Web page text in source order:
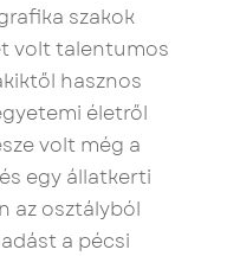
szakok
volt talentumos
hasznos
életről
volt még a
egy állatkerti
az osztályból
a pécsi